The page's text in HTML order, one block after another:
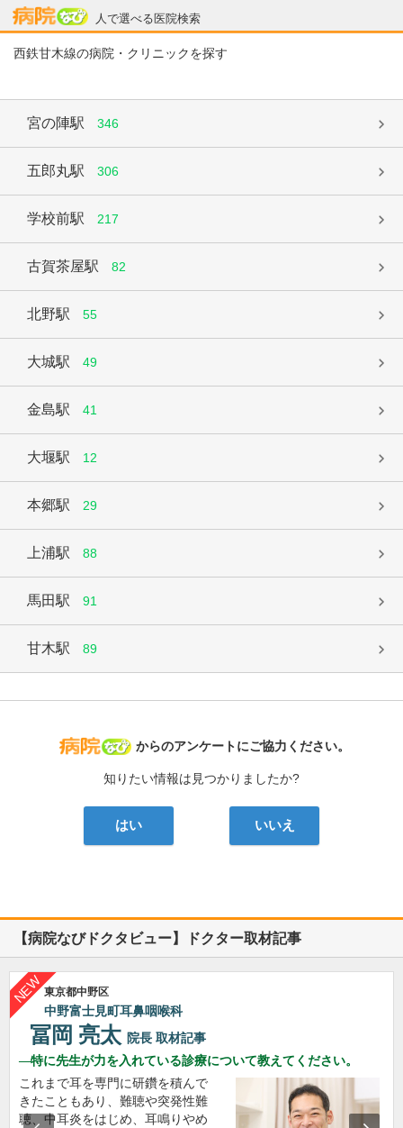
人で選べる医院検索
病院なび
西鉄甘木線の病院・クリニックを探す
宮の陣駅 346
五郎丸駅 306
学校前駅 217
古賀茶屋駅 82
北野駅 55
大城駅 49
金島駅 41
大堰駅 12
本郷駅 29
上浦駅 88
馬田駅 91
甘木駅 89
病院なび
からのアンケートにご協力ください。
知りたい情報は見つかりましたか?
はい いいえ
【病院なびドクタビュー】ドクター取材記事
東京都中野区
中野富士見町耳鼻咽喉科
冨岡 亮太 院長 取材記事
特に先生が力を入れている診療について教えてください。
これまで耳を専門に研鑽を積んで
きたこともあり、難聴や突発性難
聴、中耳炎をはじめ、耳鳴りやめ